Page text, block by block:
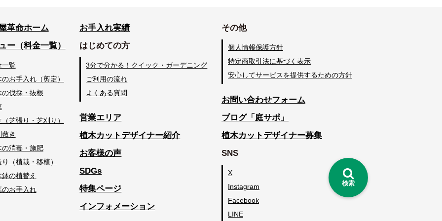
検索
革命ホーム
ー（料金一覧）
一覧
お手入れ（剪定）
の伐採・抜根
芝張り・芝刈り）
き
の消毒・施肥
（植栽・移植）
の植替え
のお手入れ
お手入れ実績
はじめての方
3分で分かる！クイック・ガーデニング
ご利用の流れ
よくある質問
営業エリア
植木カットデザイナー紹介
お客様の声
SDGs
特集ページ
インフォメーション
その他
個人情報保護方針
特定商取引法に基づく表示
安心してサービスを提供するための方針
お問い合わせフォーム
ブログ「庭サポ」
植木カットデザイナー募集
SNS
X
Instagram
Facebook
LINE